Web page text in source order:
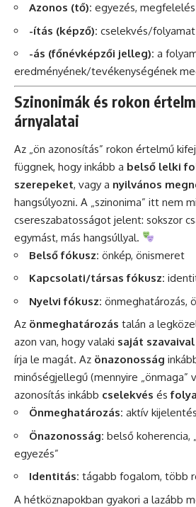
Azonos (tő): egyezés,
-ítás (képző): cselekvés/
-ás (főnévképzői jelleg): a
eredményének/tevékenységének
Szinonimák és rokon
árnyalatai
Az „ön azonosítás” rokon értelmű
függnek, hogy inkább a belső lelki
szerepeket, vagy a nyilvános
hangsúlyozni. A „szinonima” itt nem
csereszabatosságot jelent: sokszor
egymást, más hangsúllyal.
Belső fókusz: önkép, önismeret
Kapcsolati/társas fókusz:
Nyelvi fókusz: önmeghatározás,
Az önmeghatározás talán a
azon van, hogy valaki saját
írja le magát. Az önazonosság
minőségjellegű (mennyire „önmaga”
azonosítás inkább cselekvés és
Önmeghatározás: aktív
Önazonosság: belső koherencia,
egyezés”
Identitás: tágabb fogalom, több
A hétköznapokban gyakori a lazább